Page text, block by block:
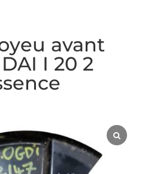
avant
I 20 2